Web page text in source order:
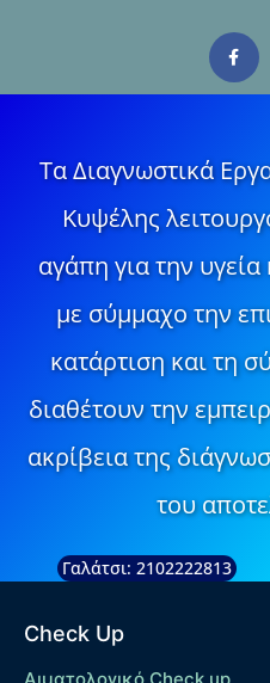
Τα Διαγνωστικά
Κυψέλης
αγάπη για την
με σύμμαχο την
κατάρτιση και τη
διαθέτουν την
ακρίβεια της
του
Γαλάτσι: 2102222813
Check Up